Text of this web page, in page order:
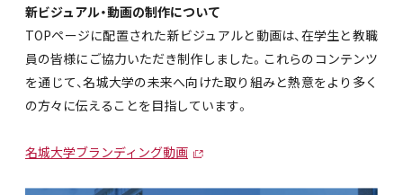
新ビジュアル・動画の制作について
TOPページに配置された新ビジュアルと動画は、在学生と教職
員の皆様にご協力いただき制作しました。これらのコンテンツ
を通じて、名城大学の未来へ向けた取り組みと熱意をより多く
の方々に伝えることを目指しています。
名城大学ブランディング動画